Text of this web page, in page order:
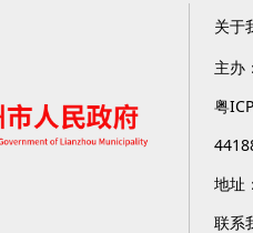
关于
主办
粤
地址
联系